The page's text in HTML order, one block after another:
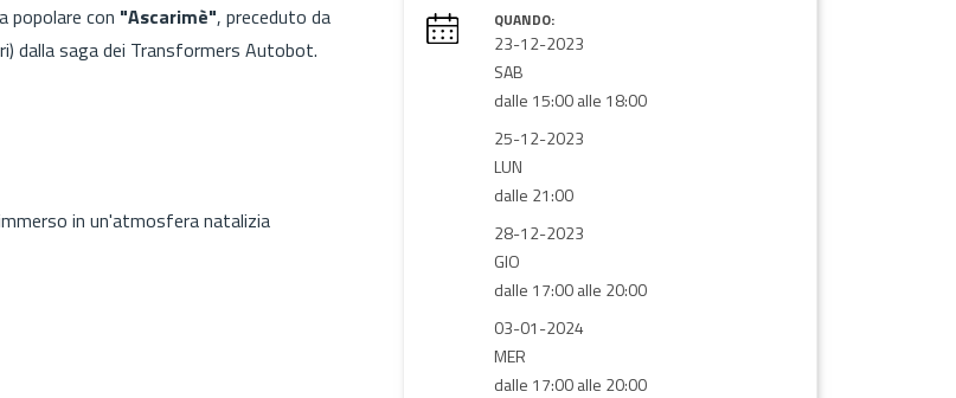
popolare con "Ascarimè", preceduto da
dalla saga dei Transformers Autobot.
in un'atmosfera natalizia
QUANDO:
23-12-2023
SAB
dalle 15:00 alle 18:00
25-12-2023
LUN
dalle 21:00
28-12-2023
GIO
dalle 17:00 alle 20:00
03-01-2024
MER
dalle 17:00 alle 20:00